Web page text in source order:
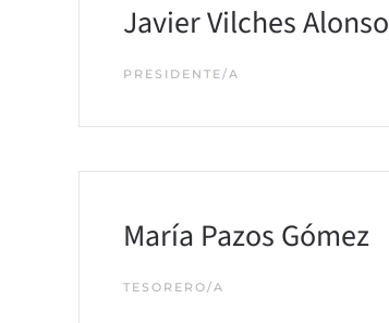
Javier Vilches Alonso
PRESIDENTE/A
María Pazos Gómez
TESORERO/A